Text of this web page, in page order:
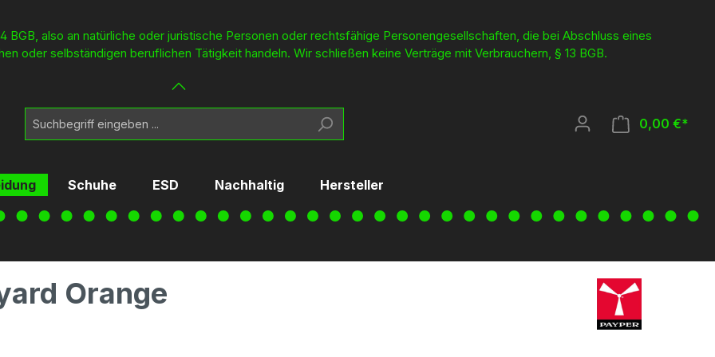
BGB, also an natürliche oder juristische Personen oder rechtsfähige Personengesellschaften, die bei Abschluss eines
oder selbständigen beruflichen Tätigkeit handeln. Wir schließen keine Verträge mit Verbrauchern, § 13 BGB.
0,00 €*
Schuhe ESD Nachhaltig Hersteller
Orange